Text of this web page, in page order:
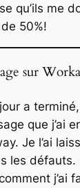
qu’ils me
50%!
sur
a terminé,
que j’ai
Je l’ai
les défauts.
j’ai